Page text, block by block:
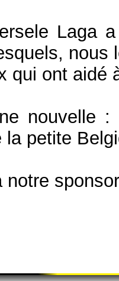
Laga
nous
qui ont aidé
nouvelle
la petite
notre